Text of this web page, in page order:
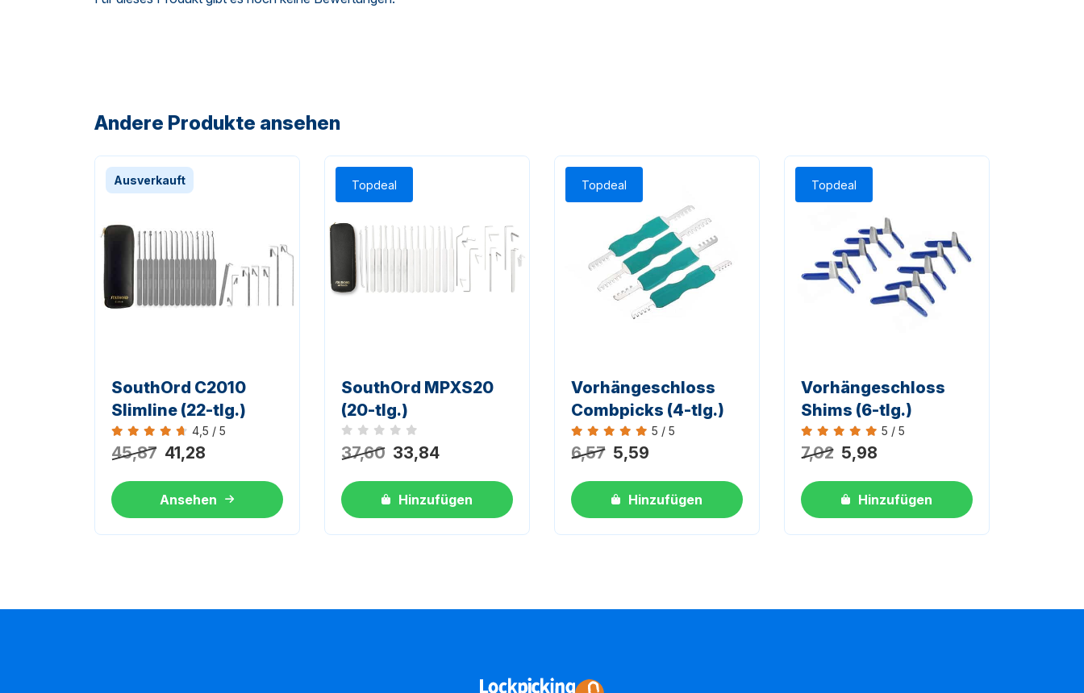
Andere Produkte ansehen
Ausverkauft
SouthOrd C2010
Slimline (22-tlg.)
Bewertung 4,5 von 5
4,5 / 5
45,87 41,28
Ansehen
Topdeal
SouthOrd MPXS20
(20-tlg.)
Noch keine Bewertungen
37,60 33,84
Hinzufügen
Topdeal
Vorhängeschloss
Combpicks (4-tlg.)
Bewertung 5 von 5
5 / 5
6,57 5,59
Hinzufügen
Topdeal
Vorhängeschloss
Shims (6-tlg.)
Bewertung 5 von 5
5 / 5
7,02 5,98
Hinzufügen